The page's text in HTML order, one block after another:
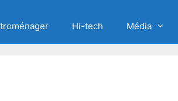
Hi-tech Média